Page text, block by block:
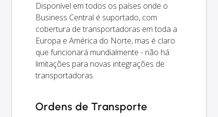
Disponível em todos os países onde o
Business Central é suportado, com
cobertura de transportadoras em toda a
Europa e América do Norte, mas é claro
que funcionará mundialmente - não há
limitações para novas integrações de
transportadoras.
Ordens de Transporte